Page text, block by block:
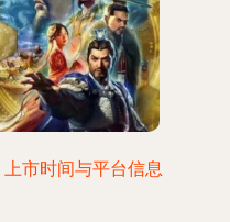
上市时间与平台信息